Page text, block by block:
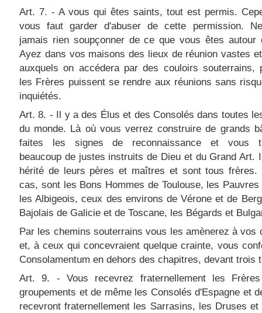
Art. 7. - A vous qui êtes saints, tout est permis.
vous faut garder d'abuser de cette permission.
jamais rien soupçonner de ce que vous êtes autour
Ayez dans vos maisons des lieux de réunion vastes
auxquels on accédera par des couloirs souterrains,
les Frères puissent se rendre aux réunions sans
inquiétés.
Art. 8. - Il y a des Élus et des Consolés dans toutes
du monde. Là où vous verrez construire de grands
faites les signes de reconnaissance et vous
beaucoup de justes instruits de Dieu et du Grand Art.
hérité de leurs pères et maîtres et sont tous frères.
cas, sont les Bons Hommes de Toulouse, les Pauvres
les Albigeois, ceux des environs de Vérone et de
Bajolais de Galicie et de Toscane, les Bégards et
Par les chemins souterrains vous les amènerez à vos
et, à ceux qui concevraient quelque crainte, vous
Consolamentum en dehors des chapitres, devant trois
Art. 9. - Vous recevrez fraternellement les
groupements et de même les Consolés d'Espagne et
recevront fraternellement les Sarrasins, les Druses et